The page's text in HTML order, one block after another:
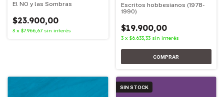
El NO y las Sombras
$23.900,00
3 x $7.966,67 sin interés
Escritos hobbesianos (1978-
1990)
$19.900,00
3 x $6.633,33 sin interés
SIN STOCK